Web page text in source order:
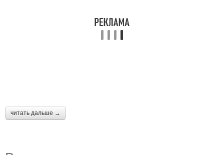
читать дальше →